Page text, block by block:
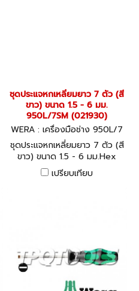
ชุดประแจหกเหลี่ยมยาว 7 ตัว (สี
ขาว) ขนาด 1.5 - 6 มม.
950L/7SM (021930)
WERA : เครื่องมือช่าง 950L/7
SM (021930)
ชุดประแจหกเหลี่ยมยาว 7 ตัว (สี
ขาว) ขนาด 1.5 - 6 มม.Hex
Key Set (With Ball Point)
เปรียบเทียบ